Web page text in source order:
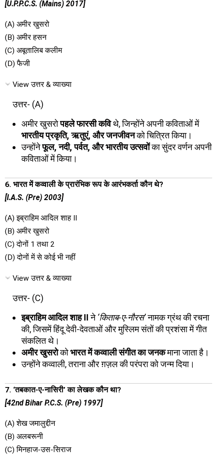
[U.P.P.C.S. (Mains) 2017]
(A) अमीर खुसरो
(B) अमीर हसन
(C) अबूतालिब कलीम
(D) फैजी
View उत्तर & व्याख्या
उत्तर- (A)
अमीर खुसरोपहले फारसी कविथे, जिन्होंने अपनी कविताओं में
भारतीय प्रकृति, ऋतुएं, और जनजीवनको चित्रित किया।
उन्होंनेफूल, नदी, पर्वत, और भारतीय उत्सवोंका सुंदर वर्णन अपनी
कविताओं में किया।
6. भारत में कव्वाली के प्रारंभिक रूप के आरंभकर्ता कौन थे?
[I.A.S. (Pre) 2003]
(A) इब्राहिम आदिल शाह II
(B) अमीर खुसरो
(C) दोनों 1 तथा 2
(D) दोनों में से कोई भी नहीं
View उत्तर & व्याख्या
उत्तर- (C)
इब्राहिम आदिल शाह IIने‘किताब-ए-नौरस’नामक ग्रंथ की रचना
की, जिसमें हिंदू देवी-देवताओं और मुस्लिम संतों की प्रशंसा में गीत
संकलित थे।
अमीर खुसरोकोभारत में कव्वाली संगीत का जनकमाना जाता है।
उन्होंने कव्वाली, तराना और ग़ज़ल की परंपरा को जन्म दिया।
7. ‘तबकात-ए-नासिरी’ का लेखक कौन था?
[42nd Bihar P.C.S. (Pre) 1997]
(A) शेख जमालुद्दीन
(B) अलबरूनी
(C) मिनहाज-उस-सिराज